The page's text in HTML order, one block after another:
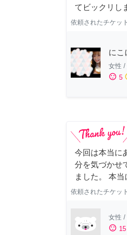
てビックリし
依頼されたチケット
にこ
女性 /
sentiment_satisfied 5
今回は本当に
分を気づかせ
ました。 本当
依頼されたチケット
女性 /
sentiment_satisfied 15